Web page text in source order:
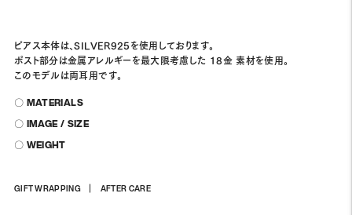
ピアス本体は、SILVER925を使用しております。
ポスト部分は金属アレルギーを最大限考慮した 18金 素材を使用。
このモデルは両耳用です。
〇 MATERIALS
〇 IMAGE / SIZE
〇 WEIGHT
GIFT WRAPPING AFTER CARE
商